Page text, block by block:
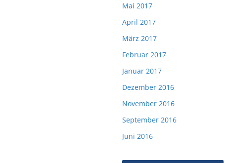
Mai 2017
April 2017
März 2017
Februar 2017
Januar 2017
Dezember 2016
November 2016
September 2016
Juni 2016